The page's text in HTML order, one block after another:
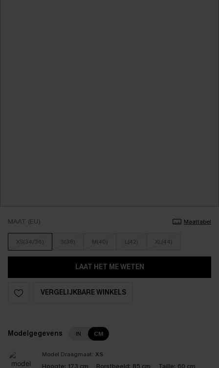
MAAT (EU) Maattabel
XS(34/36) S(38) M(40) L(42) XL(44)
LAAT HET ME WETEN
VERGELIJKBARE WINKELS
Modelgegevens IN CM
Model Draagmaat: XS
Hoogte: 173 cm Borstbeeld: 85 cm Taille: 60 cm